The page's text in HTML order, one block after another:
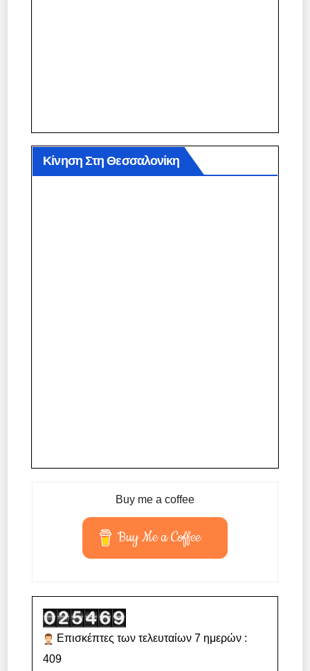
Κίνηση Στη Θεσσαλονίκη
Buy me a coffee
Buy Me a Coffee
Επισκέπτες των τελευταίων 7 ημερών :
409